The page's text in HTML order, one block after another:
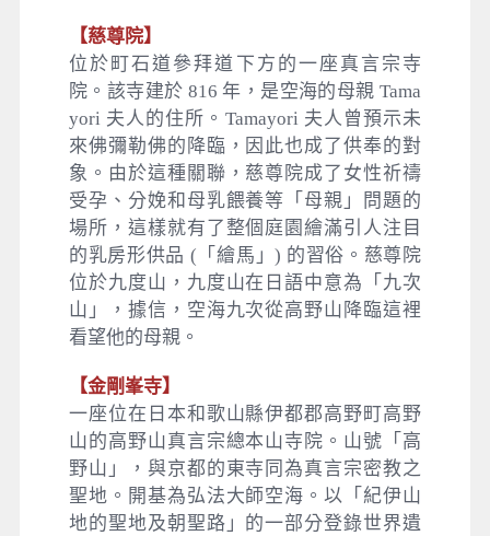
【慈尊院】
位於町石道參拜道下方的一座真言宗寺
院。該寺建於 816 年，是空海的母親 Tama
yori 夫人的住所。Tamayori 夫人曾預示未
來佛彌勒佛的降臨，因此也成了供奉的對
象。由於這種關聯，慈尊院成了女性祈禱
受孕、分娩和母乳餵養等「母親」問題的
場所，這樣就有了整個庭園繪滿引人注目
的乳房形供品 (「繪馬」) 的習俗。慈尊院
位於九度山，九度山在日語中意為「九次
山」，據信，空海九次從高野山降臨這裡
看望他的母親。
【金剛峯寺】
一座位在日本和歌山縣伊都郡高野町高野
山的高野山真言宗總本山寺院。山號「高
野山」，與京都的東寺同為真言宗密教之
聖地。開基為弘法大師空海。以「紀伊山
地的聖地及朝聖路」的一部分登錄世界遺